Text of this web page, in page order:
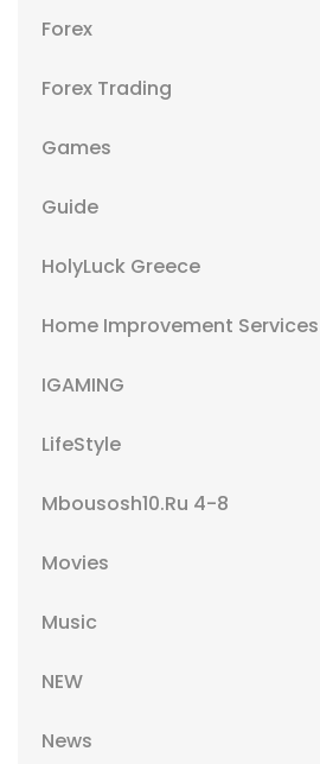
Forex
Forex Trading
Games
Guide
HolyLuck Greece
Home Improvement Services
IGAMING
LifeStyle
Mbousosh10.ru 4-8
Movies
Music
NEW
News